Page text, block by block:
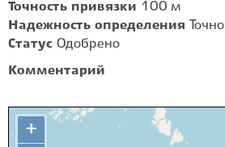
Точность привязки 100 м
Надежность определения
Точно
Статус Одобрено
Комментарий
+